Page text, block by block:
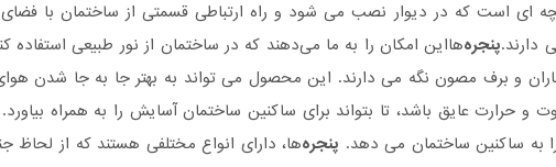
ای است که در دیوار نصب می شود و راه ارتباطی قسمتی از ساختمان با
دارند.پنجره‌هااین امکان را به ما می‌دهند که در ساختمان از نور طبیعی
باران و برف مصون نگه می دارند. این محصول می تواند به بهتر جا به جا شدن
و حرارت عایق باشد، تا بتواند برای ساکنین ساختمان آسایش را به همراه
به ساکنین ساختمان می دهد. پنجره‌ها، دارای انواع مختلفی هستند که از